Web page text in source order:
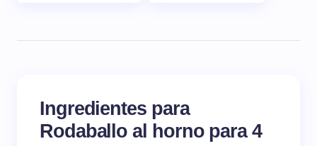
Ingredientes para
Rodaballo al horno para 4